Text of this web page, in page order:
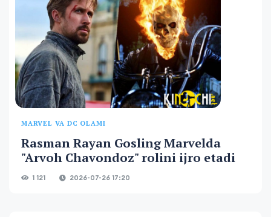
MARVEL VA DC OLAMI
Rasman Rayan Gosling Marvelda
"Arvoh Chavondoz" rolini ijro etadi
1 121 2026-07-26 17:20